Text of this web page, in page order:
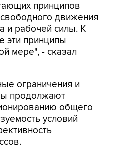
принципов
движения
и рабочей силы. К
эти принципы
мере", - сказал
ограничения и
продолжают
общего
условий